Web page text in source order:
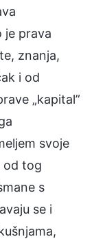
je prava
znanja,
i od
„kapital”
svoje
od tog
s
se i